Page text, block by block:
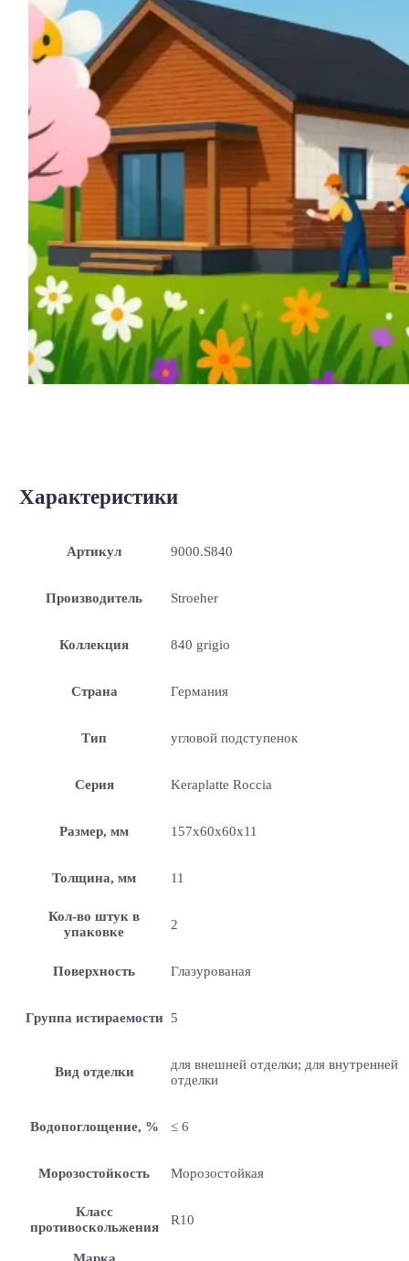
Характеристики
Артикул 9000.S840
Производитель Stroeher
Коллекция 840 grigio
Страна Германия
Тип угловой подступенок
Серия Keraplatte Roccia
Размер, мм 157x60x60x11
Толщина, мм 11
Кол-во штук в
упаковке
2
Поверхность Глазурованая
Группа истираемости 5
Вид отделки
для внешней отделки; для внутренней
отделки
Водопоглощение, % ≤ 6
Морозостойкость Морозостойкая
Класс
противоскольжения
R10
Марка